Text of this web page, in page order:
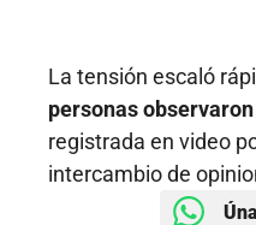
La tensión escaló
personas
registrada en video
intercambio de